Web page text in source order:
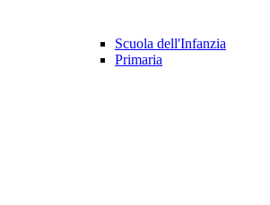
Scuola dell'Infanzia
Primaria